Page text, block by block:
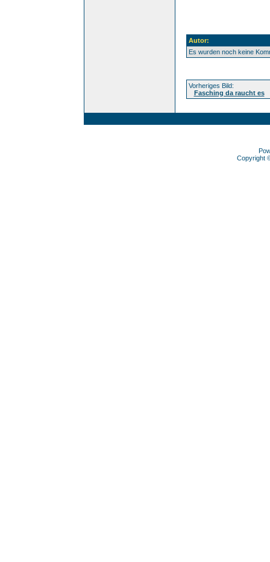
Autor:
Es wurden noch keine
Vorheriges Bild:
Fasching da raucht es
Copyright